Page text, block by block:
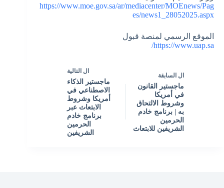
https://www.moe.gov.sa/ar/mediacenter/MOEnews/Pag
es/news1_28052025.aspx
الموقع الرسمي لمنصة قبول
https://www.uap.sa/
ال السابقة
ماجستير القانون
في أمريكا
وشروط الالتحاق
به | برنامج خادم
الحرمين
الشريفين للابتعاث
ال التالية
ماجستير الذكاء
الاصطناعي في
أمريكا وشروط
الابتعاث عبر
برنامج خادم
الحرمين
الشريفين